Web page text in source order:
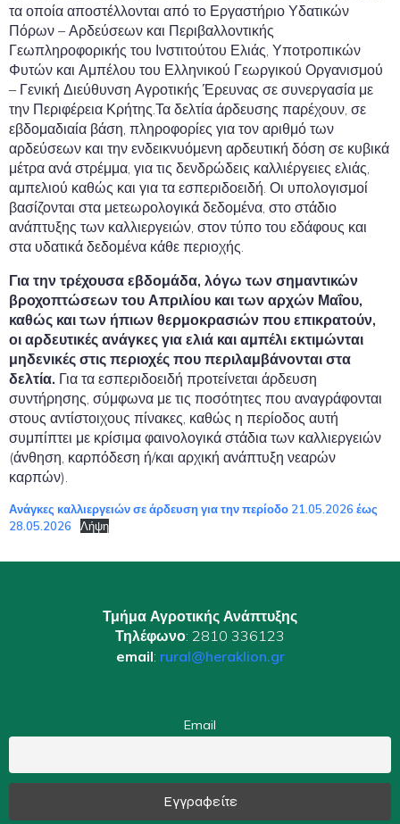
τα οποία αποστέλλονται από το Εργαστήριο Υδατικών
Πόρων – Αρδεύσεων και Περιβαλλοντικής
Γεωπληροφορικής του Ινστιτούτου Ελιάς, Υποτροπικών
Φυτών και Αμπέλου του Ελληνικού Γεωργικού Οργανισμού
– Γενική Διεύθυνση Αγροτικής Έρευνας σε συνεργασία με
την Περιφέρεια Κρήτης.Τα δελτία άρδευσης παρέχουν, σε
εβδομαδιαία βάση, πληροφορίες για τον αριθμό των
αρδεύσεων και την ενδεικνυόμενη αρδευτική δόση σε κυβικά
μέτρα ανά στρέμμα, για τις δενδρώδεις καλλιέργειες ελιάς,
αμπελιού καθώς και για τα εσπεριδοειδή. Οι υπολογισμοί
βασίζονται στα μετεωρολογικά δεδομένα, στο στάδιο
ανάπτυξης των καλλιεργειών, στον τύπο του εδάφους και
στα υδατικά δεδομένα κάθε περιοχής.
Για την τρέχουσα εβδομάδα, λόγω των σημαντικών
βροχοπτώσεων του Απριλίου και των αρχών Μαΐου,
καθώς και των ήπιων θερμοκρασιών που επικρατούν,
οι αρδευτικές ανάγκες για ελιά και αμπέλι εκτιμώνται
μηδενικές στις περιοχές που περιλαμβάνονται στα
δελτία. Για τα εσπεριδοειδή προτείνεται άρδευση
συντήρησης, σύμφωνα με τις ποσότητες που αναγράφονται
στους αντίστοιχους πίνακες, καθώς η περίοδος αυτή
συμπίπτει με κρίσιμα φαινολογικά στάδια των καλλιεργειών
(άνθηση, καρπόδεση ή/και αρχική ανάπτυξη νεαρών
καρπών).
Ανάγκες καλλιεργειών σε άρδευση για την περίοδο 21.05.2026 έως
28.05.2026
Λήψη
Τμήμα Αγροτικής Ανάπτυξης
Τηλέφωνο: 2810 336123
email: rural@heraklion.gr
Email